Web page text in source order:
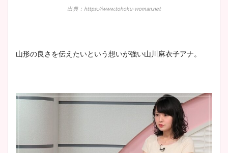
像比較！
とめ！美脚や水着姿に年齢も
宇賀神メグアナのニット画像
まとめ！足も美脚でカップも
凄い！
出典：https://www.tohoku-woman.net
山形の良さを伝えたいという想いが強い山川麻衣子アナ。